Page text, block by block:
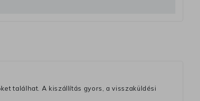
találhat. A kiszállítás gyors, a visszaküldési